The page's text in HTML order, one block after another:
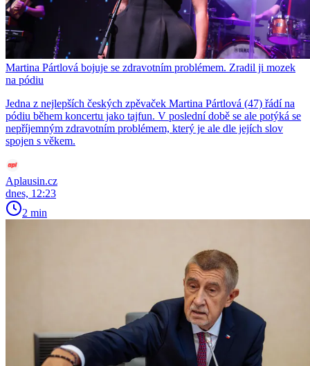
Martina Pártlová bojuje se zdravotním problémem. Zradil ji mozek
na pódiu
Jedna z nejlepších českých zpěvaček Martina Pártlová (47) řádí na
pódiu během koncertu jako tajfun. V poslední době se ale potýká se
nepříjemným zdravotním problémem, který je ale dle jejích slov
spojen s věkem.
Aplausin.cz
dnes, 12:23
2 min